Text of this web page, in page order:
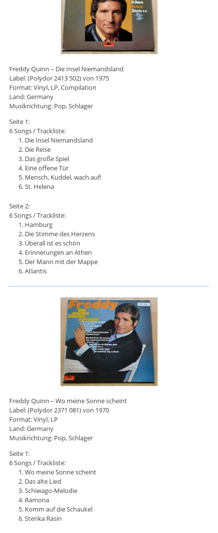
Freddy Quinn – Die Insel Niemandsland
Label: (Polydor 2413 502) von 1975
Format: Vinyl, LP, Compilation
Land: Germany
Musikrichtung: Pop, Schlager
Seite 1:
6 Songs / Trackliste:
Die Insel Niemandsland
Die Reise
Das große Spiel
Eine offene Tür
Mensch, Kuddel, wach auf!
St. Helena
Seite 2:
6 Songs / Trackliste:
Hamburg
Die Stimme des Herzens
Überall ist es schön
Erinnerungen an Athen
Der Mann mit der Mappe
Atlantis
Freddy Quinn – Wo meine Sonne scheint
Label: (Polydor 2371 081) von 1970
Format: Vinyl, LP
Land: Germany
Musikrichtung: Pop, Schlager
Seite 1:
6 Songs / Trackliste:
Wo meine Sonne scheint
Das alte Lied
Schiwago-Melodie
Ramona
Komm auf die Schaukel
Stenka Rasin